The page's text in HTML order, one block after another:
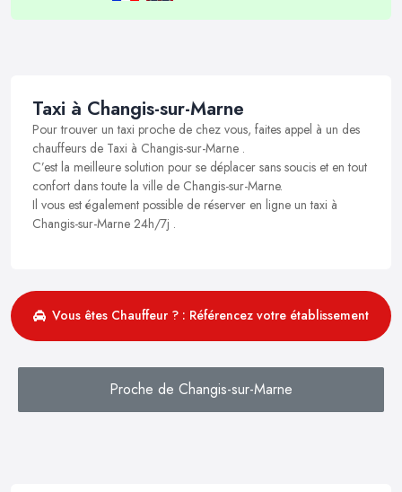
Taxi à Changis-sur-Marne
Pour trouver un taxi proche de chez vous, faites appel à un des
chauffeurs de Taxi à Changis-sur-Marne .
C’est la meilleure solution pour se déplacer sans soucis et en tout
confort dans toute la ville de Changis-sur-Marne.
Il vous est également possible de réserver en ligne un taxi à
Changis-sur-Marne 24h/7j .
Vous êtes Chauffeur ? : Référencez votre établissement
Proche de Changis-sur-Marne